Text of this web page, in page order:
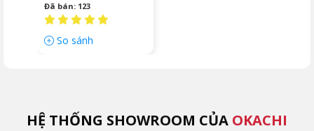
Đã bán: 123
So sánh
HỆ THỐNG SHOWROOM CỦA OKACHI